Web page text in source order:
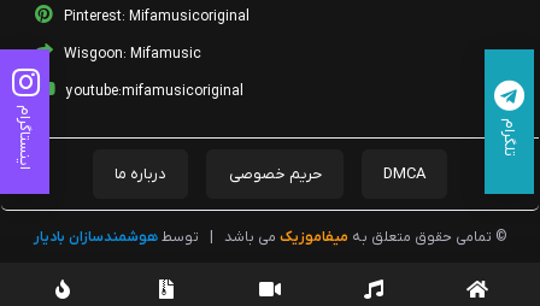
Pinterest: Mifamusicoriginal
Wisgoon: Mifamusic
youtube:mifamusicoriginal
DMCA حریم خصوصی درباره ما
© تمامی حقوق متعلق به میفاموزیک می باشد توسطهوشمندسازان بادیار
اینستاگرام تلگرام